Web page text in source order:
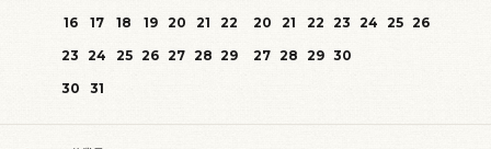
16
17 18 19 20 21
22
23 24 25 26 27 28 29
30
31
20
21 22 23 24 25 26
27 28 29 30